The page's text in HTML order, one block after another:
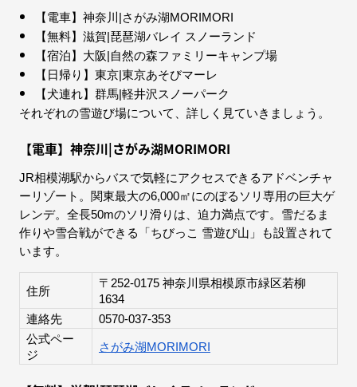
【電車】神奈川|さがみ湖MORIMORI
【無料】滋賀|琵琶湖バレイ スノーランド
【宿泊】大阪|自然の森ファミリーキャンプ場
【日帰り】東京|東京あそびマーレ
【犬連れ】群馬|軽井沢スノーパーク
それぞれの雪遊び場について、詳しく見ていきましょう。
【電車】神奈川|さがみ湖MORIMORI
JR相模湖駅からバスで気軽にアクセスできるアドベンチャ
ーリゾート。関東最大の6,000㎡にのぼるソリ専用の巨大ゲ
レンデ。全長50mのソリ滑りは、迫力満点です。雪だるま
作りや雪合戦ができる「ちびっこ 雪遊び山」も設置されて
います。
住所
〒252-0175 神奈川県相模原市緑区若柳
1634
連絡先
0570-037-353
公式ペー
ジ
さがみ湖MORIMORI